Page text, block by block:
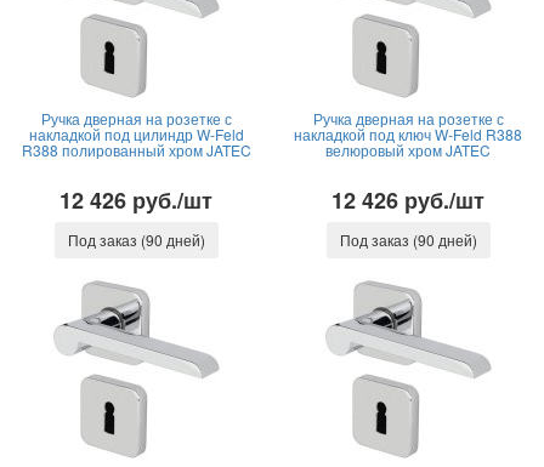
Ручка дверная на розетке с
накладкой под цилиндр W-Feld
R388 полированный хром JATEC
12 426 руб./шт
Под заказ (90 дней)
Ручка дверная на розетке с
накладкой под ключ W-Feld R388
велюровый хром JATEC
12 426 руб./шт
Под заказ (90 дней)